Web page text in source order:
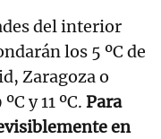
del interior
los 5 ºC de
Zaragoza o
y 11 ºC. Para
en